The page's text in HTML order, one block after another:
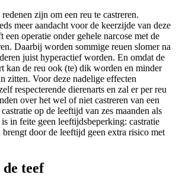
zijn om een reu te castreren.
meer aandacht voor de keerzijde van deze
operatie onder gehele narcose met de
Daarbij worden sommige reuen slomer na
juist hyperactief worden. En omdat de
kan de reu ook (te) dik worden en minder
zitten. Voor deze nadelige effecten
respecterende dierenarts en zal er per reu
over het wel of niet castreren van een
op de leeftijd van zes maanden als
in feite geen leeftijdsbeperking: castratie
door de leeftijd geen extra risico met
teef